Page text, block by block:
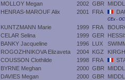
MOLLOY Megan 2002 GBR
HENRAS-MAROUF Alix 2001 FRA
CEx -
KUNTZMANN Marie 1999 FRA
CELAR Selina 1999 GER
BANKY Jacqueline 1996 LUX
ROGOZHNIKOVA Elizaveta 2004 KGZ
COUSSON Clothilde 1998 FRA
BYRNE Meghan 2000 GBR
DAVIES Megan 2000 GBR